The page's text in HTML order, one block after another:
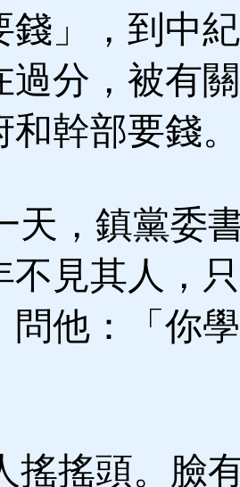
錢」，到中
過分，被有
幹部要錢。
，鎮黨委
不見其人，
問他：「你
搖頭。臉